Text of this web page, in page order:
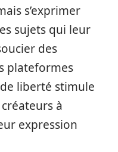
s’exprimer
sujets qui leur
des
plateformes
liberté stimule
à
expression